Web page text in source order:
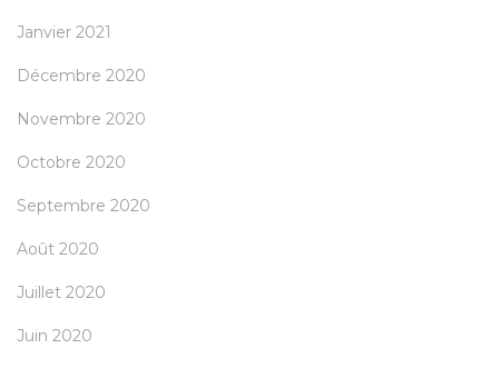
Janvier 2021
Décembre 2020
Novembre 2020
Octobre 2020
Septembre 2020
Août 2020
Juillet 2020
Juin 2020